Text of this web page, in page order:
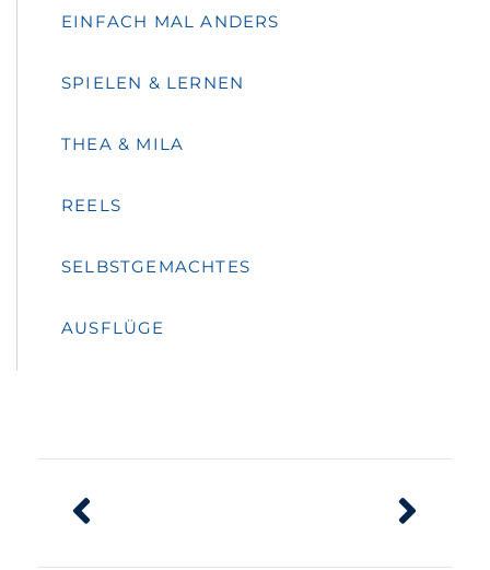
EINFACH MAL ANDERS
SPIELEN & LERNEN
THEA & MILA
REELS
SELBSTGEMACHTES
AUSFLÜGE